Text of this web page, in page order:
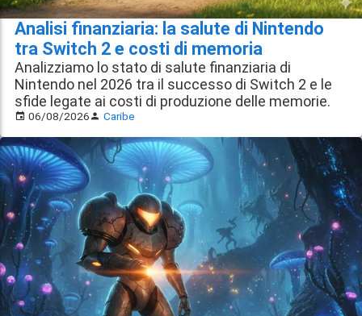
Analisi finanziaria: la salute di Nintendo
tra Switch 2 e costi di memoria
Analizziamo lo stato di salute finanziaria di
Nintendo nel 2026 tra il successo di Switch 2 e le
sfide legate ai costi di produzione delle memorie.
06/08/2026 Caribe